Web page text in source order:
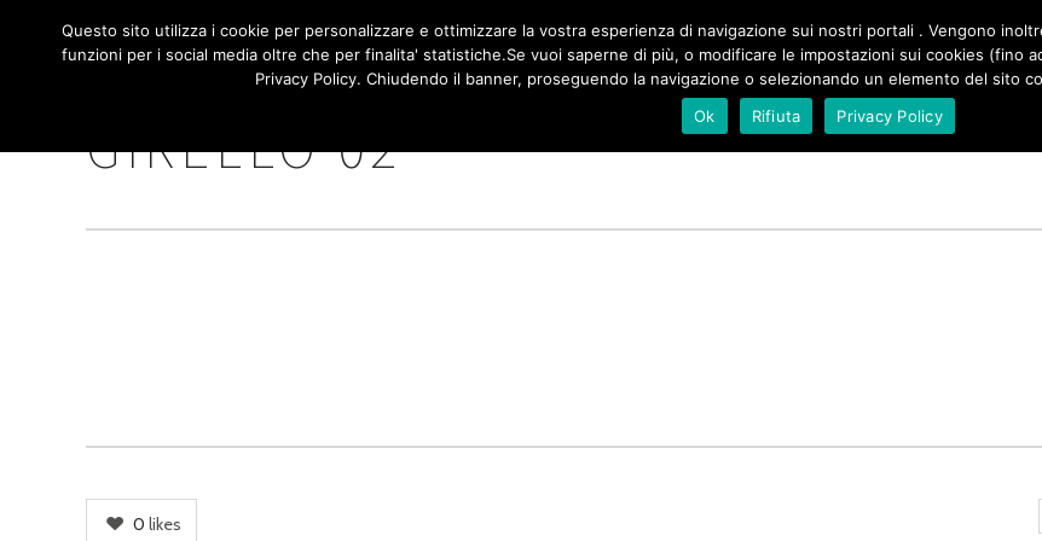
NAVIGAZIONE
PRINCIPALE
HOME SALE DI NATURA DI SICILIA SPAZIO SONIA
GIRELLO 02
0 likes
Questo sito utilizza i cookie per personalizzare e ottimizzare la vostra esperienza di navigazione sui nostri portali . Vengono
funzioni per i social media oltre che per finalita' statistiche.Se vuoi saperne di più, o modificare le impostazioni sui cookies (fino
Privacy Policy. Chiudendo il banner, proseguendo la navigazione o selezionando un elemento del sito
Ok
Rifiuta Privacy Policy